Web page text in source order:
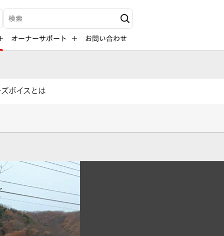
検索キーワード入力
オーナーサポート お問い合わせ
ボイスとは